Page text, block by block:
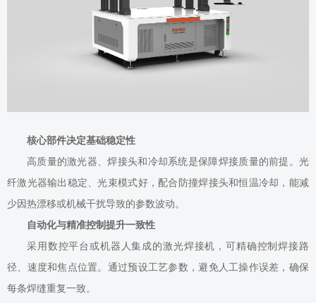
核心部件决定基础稳定性
高质量的激光器、焊接头和冷却系统是保障焊接质量的前提。光
纤激光器输出稳定、光束模式好，配合防撞焊接头和恒温冷却，能减
少因热漂移或机械干扰导致的参数波动。
自动化与精准控制提升一致性
采用数控平台或机器人集成的激光焊接机，可精确控制焊接路
径、速度和焦点位置。通过预设工艺参数，避免人工操作误差，确保
每条焊缝重复一致。